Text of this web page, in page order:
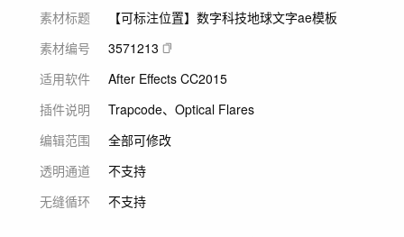
素材标题
【可标注位置】数字科技地球文字ae模板
素材编号
3571213
适用软件
After Effects CC2015
插件说明
Trapcode、Optical Flares
编辑范围
全部可修改
透明通道
不支持
无缝循环
不支持